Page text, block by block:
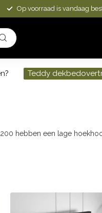
Op voorraad is vandaag
Teddy
hebben een lage